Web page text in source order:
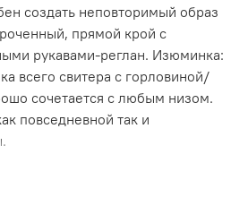
создать неповторимый образ
прямой крой с
рукавами-реглан. Изюминка:
всего свитера с горловиной/
сочетается с любым низом.
повседневной так и